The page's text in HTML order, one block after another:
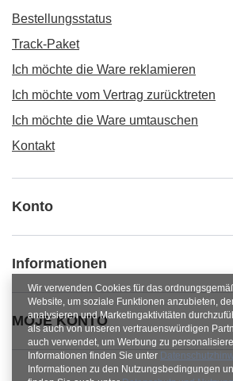
Bestellungsstatus
Track-Paket
Ich möchte die Ware reklamieren
Ich möchte vom Vertrag zurücktreten
Ich möchte die Ware umtauschen
Kontakt
Konto
Informationen
MOJE KONTO
Wir verwenden Cookies für das
Website, um soziale Funktionen anzubieten,
analysieren und Marketingaktivitäten
als auch von unseren vertrauenswürdigen
auch verwendet, um Werbung zu
Informationen finden Sie unter
Informationen zu den Nutzungsbedingungen